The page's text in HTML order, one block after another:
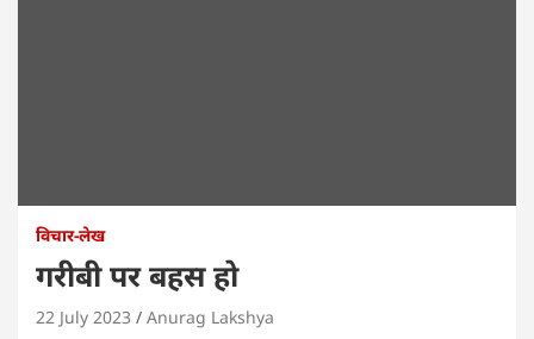
विचार-लेख
गरीबी पर बहस हो
22 July 2023 Anurag Lakshya